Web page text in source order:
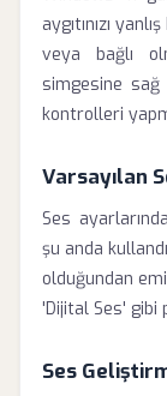
aygıtınızı
veya bağlı
simgesine sağ
kontrolleri
Varsayılan
Ses
şu anda
olduğundan
'Dijital Ses' gibi
Ses